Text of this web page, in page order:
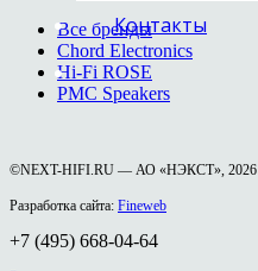
Контакты
Все бренды
Chord Electronics
Hi-Fi ROSE
PMC Speakers
©NEXT-HIFI.RU — АО «НЭКСТ», 2026
Разработка сайта: Fineweb
+7 (495) 668-04-64